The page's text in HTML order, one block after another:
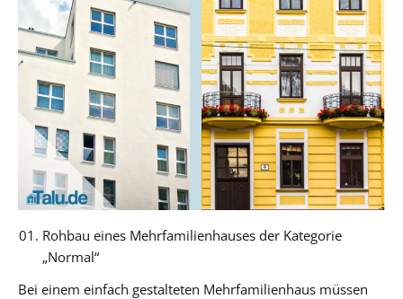
Rohbau eines Mehrfamilienhauses der Kategorie
„Normal“
Bei einem einfach gestalteten Mehrfamilienhaus müssen